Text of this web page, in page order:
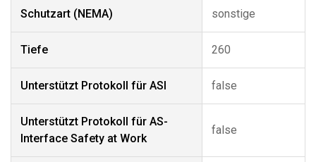
Schutzart (NEMA) sonstige
Tiefe 260
Unterstützt Protokoll für ASI false
Unterstützt Protokoll für AS-
Interface Safety at Work
false